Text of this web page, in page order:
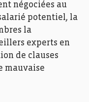
négociées au
potentiel, la
la
experts en
de clauses
mauvaise